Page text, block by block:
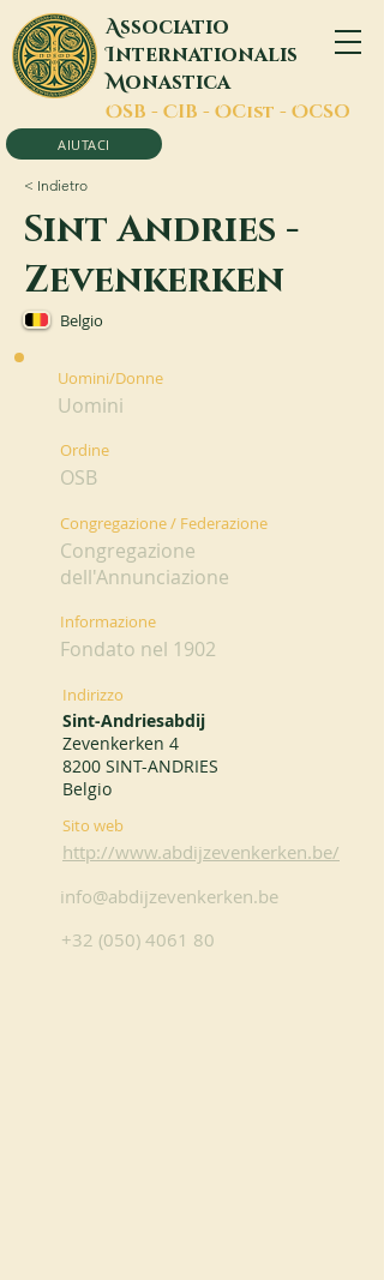
Associatio
Internationalis
Monastica
OSB - CIB - OCist - OCSO
AIUTACI
< Indietro
Sint Andries -
Zevenkerken
Belgio
Uomini/Donne
Uomini
Ordine
OSB
Congregazione / Federazione
Congregazione
dell'Annunciazione
Informazione
Fondato nel 1902
Indirizzo
Sint-Andriesabdij
Zevenkerken 4
8200 SINT-ANDRIES
Belgio
Sito web
http://www.abdijzevenkerken.be/
info@abdijzevenkerken.be
+32 (050) 4061 80